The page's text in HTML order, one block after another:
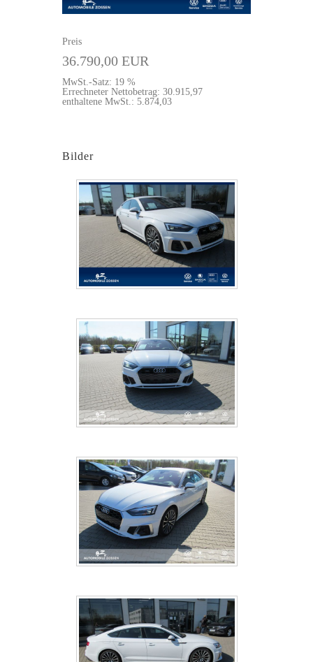
Preis
36.790,00 EUR
MwSt.-Satz: 19 %
Errechneter Nettobetrag: 30.915,97
enthaltene MwSt.: 5.874,03
Bilder